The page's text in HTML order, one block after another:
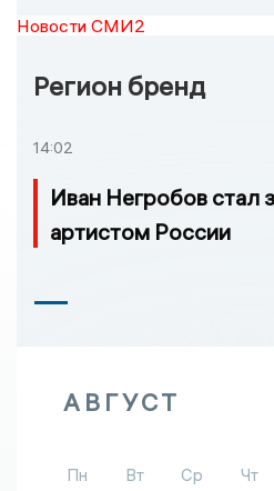
Новости СМИ2
Регион бренд
14:02
Иван Негробов стал
артистом России
АВГУСТ
Пн Вт Ср Чт